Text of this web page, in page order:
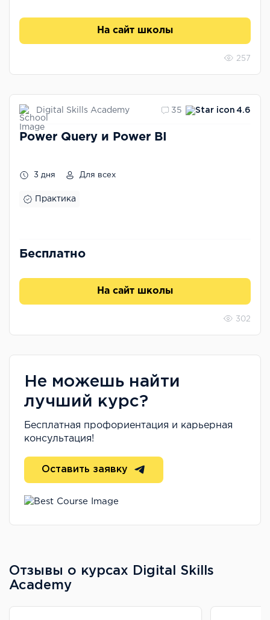
На сайт школы
257
Digital Skills Academy 35 4.6
Power Query и Power BI
3 дня Для всех
Практика
Бесплатно
На сайт школы
302
Не можешь найти
лучший курс?
Бесплатная профориентация и карьерная
консультация!
Оставить заявку
Отзывы о курсах Digital Skills
Academy